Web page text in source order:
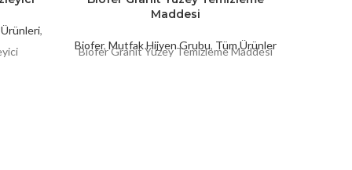
Ürünleri,
Maddesi
Biofer, Mutfak Hijyen Grubu, Tüm Ürünler
Biofer Granit Yüzey Temizleme Maddesi